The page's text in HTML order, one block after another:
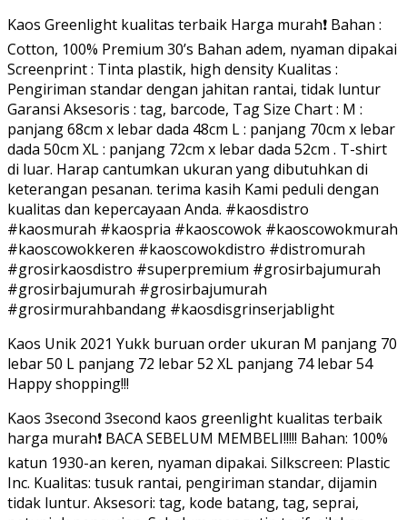
Kaos Greenlight kualitas terbaik Harga murah❗️ Bahan :
Cotton, 100% Premium 30’s Bahan adem, nyaman dipakai
Screenprint : Tinta plastik, high density Kualitas :
Pengiriman standar dengan jahitan rantai, tidak luntur
Garansi Aksesoris : tag, barcode, Tag Size Chart : M :
panjang 68cm x lebar dada 48cm L : panjang 70cm x lebar
dada 50cm XL : panjang 72cm x lebar dada 52cm . T-shirt
di luar. Harap cantumkan ukuran yang dibutuhkan di
keterangan pesanan. terima kasih Kami peduli dengan
kualitas dan kepercayaan Anda. #kaosdistro
#kaosmurah #kaospria #kaoscowok #kaoscowokmurah
#kaoscowokkeren #kaoscowokdistro #distromurah
#grosirkaosdistro #superpremium #grosirbajumurah
#grosirbajumurah #grosirbajumurah
#grosirmurahbandang #kaosdisgrinserjablight
Kaos Unik 2021 Yukk buruan order ukuran M panjang 70
lebar 50 L panjang 72 lebar 52 XL panjang 74 lebar 54
Happy shopping!!!
Kaos 3second 3second kaos greenlight kualitas terbaik
harga murah❗️ BACA SEBELUM MEMBELI!!!!! Bahan: 100%
katun 1930-an keren, nyaman dipakai. Silkscreen: Plastic
Inc. Kualitas: tusuk rantai, pengiriman standar, dijamin
tidak luntur. Aksesori: tag, kode batang, tag, seprai,